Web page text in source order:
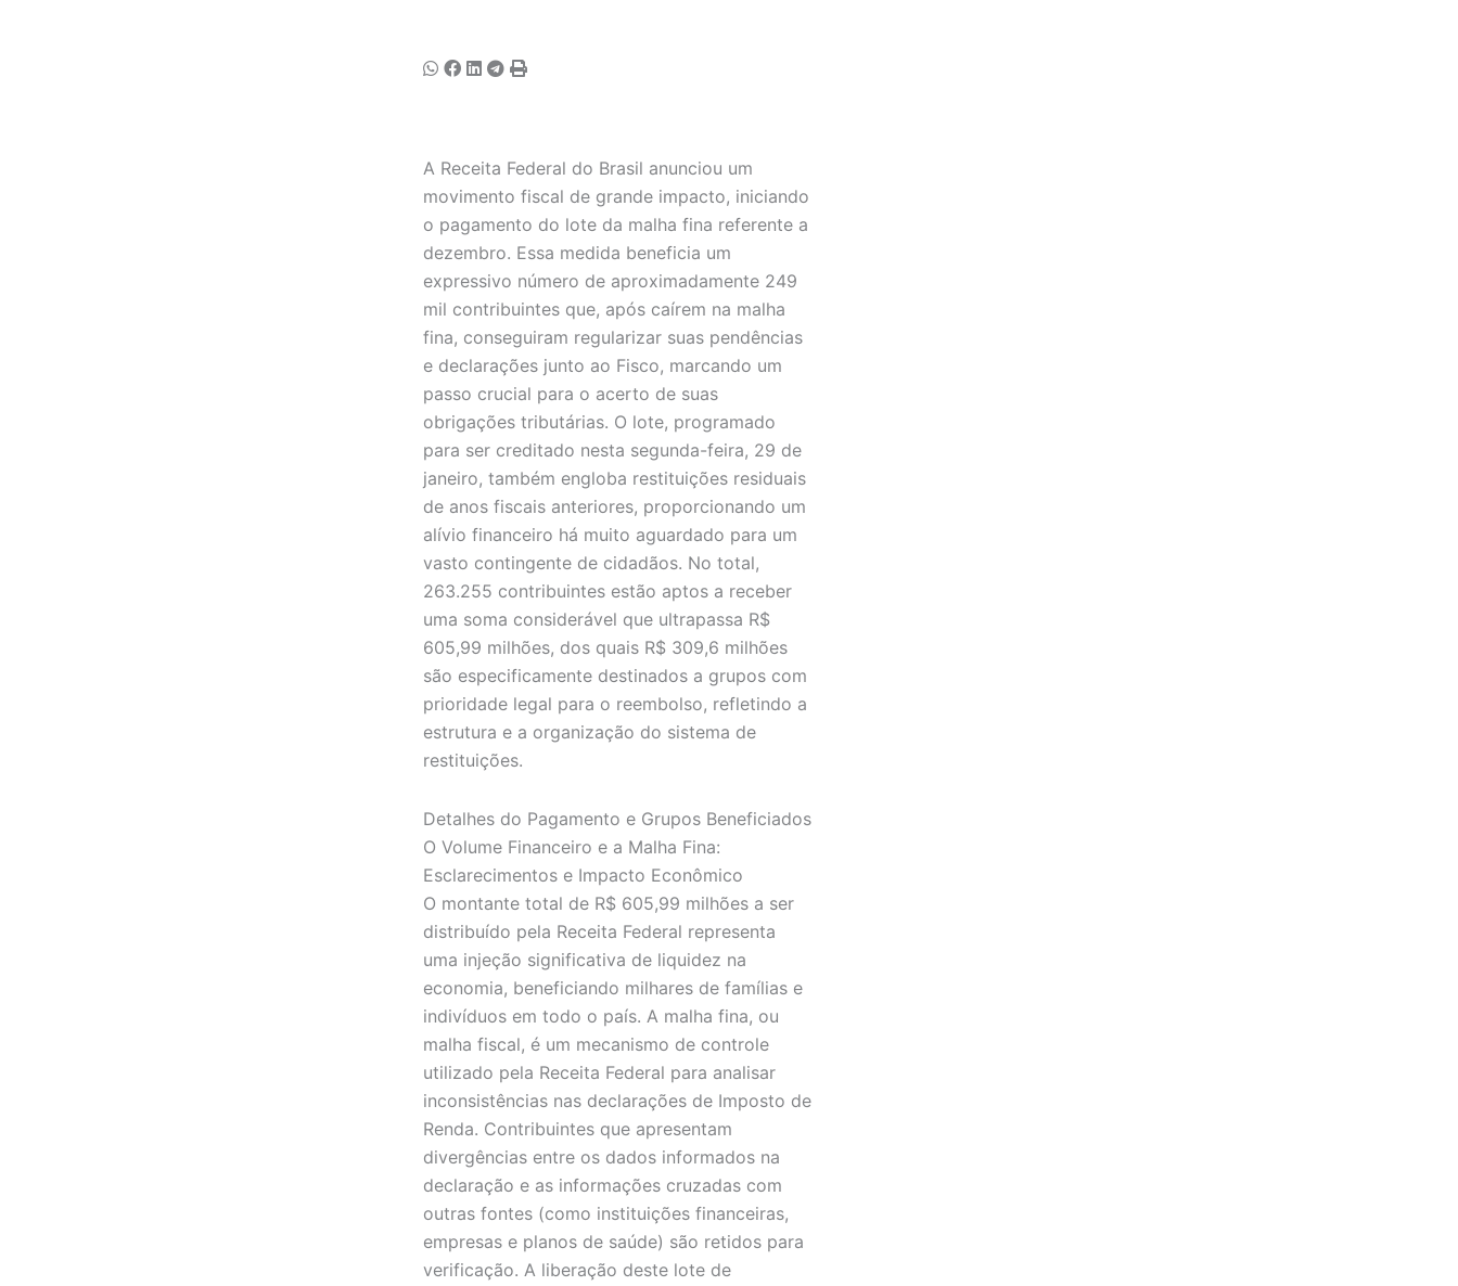
A Receita Federal do Brasil anunciou um
movimento fiscal de grande impacto, iniciando
o pagamento do lote da malha fina referente a
dezembro. Essa medida beneficia um
expressivo número de aproximadamente 249
mil contribuintes que, após caírem na malha
fina, conseguiram regularizar suas pendências
e declarações junto ao Fisco, marcando um
passo crucial para o acerto de suas
obrigações tributárias. O lote, programado
para ser creditado nesta segunda-feira, 29 de
janeiro, também engloba restituições residuais
de anos fiscais anteriores, proporcionando um
alívio financeiro há muito aguardado para um
vasto contingente de cidadãos. No total,
263.255 contribuintes estão aptos a receber
uma soma considerável que ultrapassa R$
605,99 milhões, dos quais R$ 309,6 milhões
são especificamente destinados a grupos com
prioridade legal para o reembolso, refletindo a
estrutura e a organização do sistema de
restituições.
Detalhes do Pagamento e Grupos Beneficiados
O Volume Financeiro e a Malha Fina:
Esclarecimentos e Impacto Econômico
O montante total de R$ 605,99 milhões a ser
distribuído pela Receita Federal representa
uma injeção significativa de liquidez na
economia, beneficiando milhares de famílias e
indivíduos em todo o país. A malha fina, ou
malha fiscal, é um mecanismo de controle
utilizado pela Receita Federal para analisar
inconsistências nas declarações de Imposto de
Renda. Contribuintes que apresentam
divergências entre os dados informados na
declaração e as informações cruzadas com
outras fontes (como instituições financeiras,
empresas e planos de saúde) são retidos para
verificação. A liberação deste lote de